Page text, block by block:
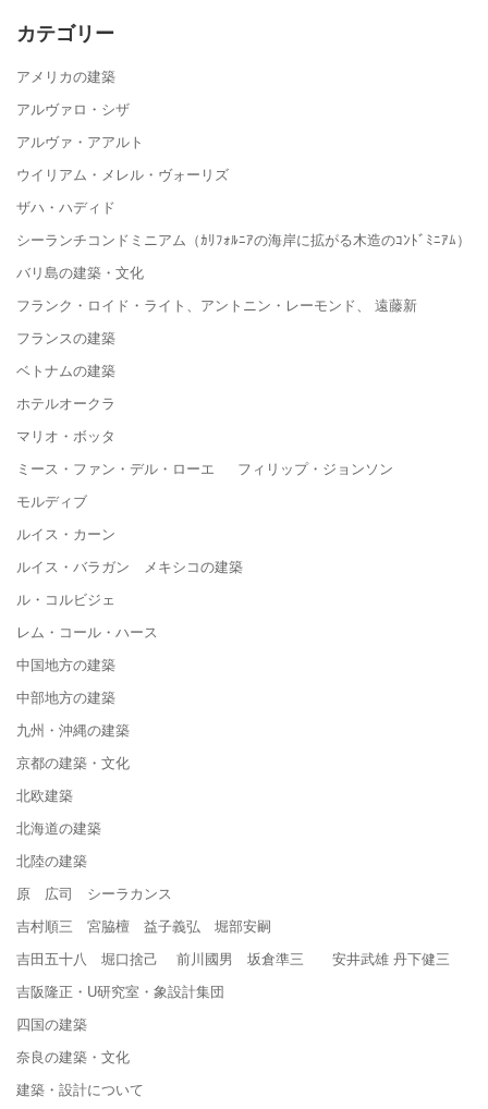
カテゴリー
アメリカの建築
アルヴァロ・シザ
アルヴァ・アアルト
ウイリアム・メレル・ヴォーリズ
ザハ・ハディド
シーランチコンドミニアム（ｶﾘﾌｫﾙﾆｱの海岸に拡がる木造のｺﾝﾄﾞﾐﾆｱﾑ）
バリ島の建築・文化
フランク・ロイド・ライト、アントニン・レーモンド、 遠藤新
フランスの建築
ベトナムの建築
ホテルオークラ
マリオ・ボッタ
ミース・ファン・デル・ローエ フィリップ・ジョンソン
モルディブ
ルイス・カーン
ルイス・バラガン メキシコの建築
ル・コルビジェ
レム・コール・ハース
中国地方の建築
中部地方の建築
九州・沖縄の建築
京都の建築・文化
北欧建築
北海道の建築
北陸の建築
原 広司 シーラカンス
吉村順三 宮脇檀 益子義弘 堀部安嗣
吉田五十八 堀口捨己 前川國男 坂倉準三 安井武雄 丹下健三
吉阪隆正・U研究室・象設計集団
四国の建築
奈良の建築・文化
建築・設計について